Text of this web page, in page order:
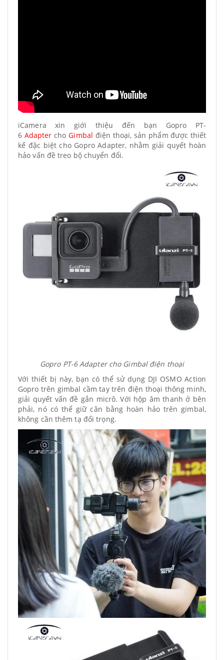
iCamera xin giới thiệu đến bạn Gopro PT-
6 Adapter choGimbal điện thoại, sản phẩm được thiết
kế đặc biệt cho Gopro Adapter, nhằm giải quyết hoàn
hảo vấn đề treo bộ chuyển đổi.
Gopro PT-6 Adapter cho Gimbal điện thoại
Với thiết bị này, bạn có thể sử dụng DJI OSMO Action
Gopro trên gimbal cầm tay trên điện thoại thông minh,
giải quyết vấn đề gắn micrô. Với hộp âm thanh ở bên
phải, nó có thể giữ cân bằng hoàn hảo trên gimbal,
không cần thêm tạ đối trọng.